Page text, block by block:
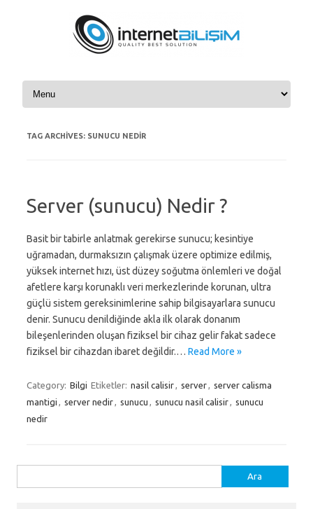
Skip to content
TAG ARCHIVES: SUNUCU NEDIR
Server (sunucu) Nedir ?
Basit bir tabirle anlatmak gerekirse sunucu; kesintiye
uğramadan, durmaksızın çalışmak üzere optimize edilmiş,
yüksek internet hızı, üst düzey soğutma önlemleri ve doğal
afetlere karşı korunaklı veri merkezlerinde korunan, ultra
güçlü sistem gereksinimlerine sahip bilgisayarlara sunucu
denir. Sunucu denildiğinde akla ilk olarak donanım
bileşenlerinden oluşan fiziksel bir cihaz gelir fakat sadece
fiziksel bir cihazdan ibaret değildir.… Read More »
Category: Bilgi Etiketler: nasil calisir, server, server calisma
mantigi , server nedir, sunucu , sunucu nasil calisir, sunucu
nedir